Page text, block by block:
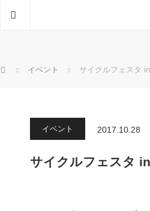
ホーム イベント サイクルフェスタ
イベント 2017.10.28
サイクルフェスタ